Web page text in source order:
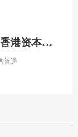
展的新方向
普通